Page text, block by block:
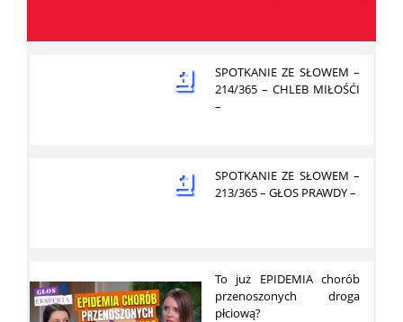
SPOTKANIE ZE SŁOWEM –
214/365 – CHLEB MIŁOŚĆI
–
SPOTKANIE ZE SŁOWEM –
213/365 – GŁOS PRAWDY –
To już EPIDEMIA chorób
przenoszonych droga
płciową?